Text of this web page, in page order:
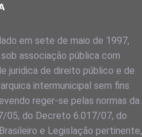
em sete de maio de 1997,
associação pública com
juridica de direito público e de
intermunicipal sem fins
reger-se pelas normas da
05, do Decreto 6.017/07, do
e Legislação pertinente,